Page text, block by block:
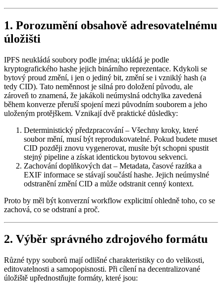
1. Porozumění obsahově adresovatelnému
úložišti
IPFS neukládá soubory podle jména; ukládá je podle
kryptografického hashe jejich binárního reprezentace. Kdykoli se
bytový proud změní, i jen o jediný bit, změní se i vzniklý hash (a
tedy CID). Tato neměnnost je silná pro doložení původu, ale
zároveň to znamená, že jakákoli neúmyslná odchylka zavedená
během konverze přeruší spojení mezi původním souborem a jeho
uloženým protějškem. Vznikají dvě praktické důsledky:
Deterministický předzpracování– Všechny kroky, které
soubor mění, musí být reprodukovatelné. Pokud budete muset
CID později znovu vygenerovat, musíte být schopni spustit
stejný pipeline a získat identickou bytovou sekvenci.
Zachování doplňkových dat – Metadata, časové razítka a
EXIF informace se stávají součástí hashe. Jejich neúmyslné
odstranění změní CID a může odstranit cenný kontext.
Proto by měl být konverzní workflow explicitní ohledně toho, co se
zachová, co se odstraní a proč.
2. Výběr správného zdrojového formátu
Různé typy souborů mají odlišné charakteristiky co do velikosti,
editovatelnosti a samopopisnosti. Při cílení na decentralizované
úložiště upřednostňujte formáty, které jsou: